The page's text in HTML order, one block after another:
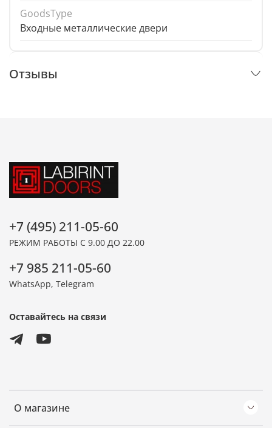
GoodsType
Входные металлические двери
Отзывы
О магазине
+7 (495) 211-05-60
РЕЖИМ РАБОТЫ С 9.00 ДО 22.00
+7 985 211-05-60
WhatsApp, Telegram
Оставайтесь на связи